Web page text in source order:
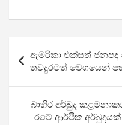
ce
b
o
o
k
tt
er
at
s
A
p
p
e
a
navigation
ඇමරිකා එක්සත් ජනපද
තවදුරටත් වේගයෙන්
බාහිර අර්බුද
රටේ ආර්ථික